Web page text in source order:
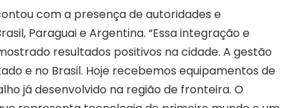
com a presença de autoridades e
Paraguai e Argentina. “Essa integração e
resultados positivos na cidade. A gestão
e no Brasil. Hoje recebemos equipamentos de
já desenvolvido na região de fronteira. O